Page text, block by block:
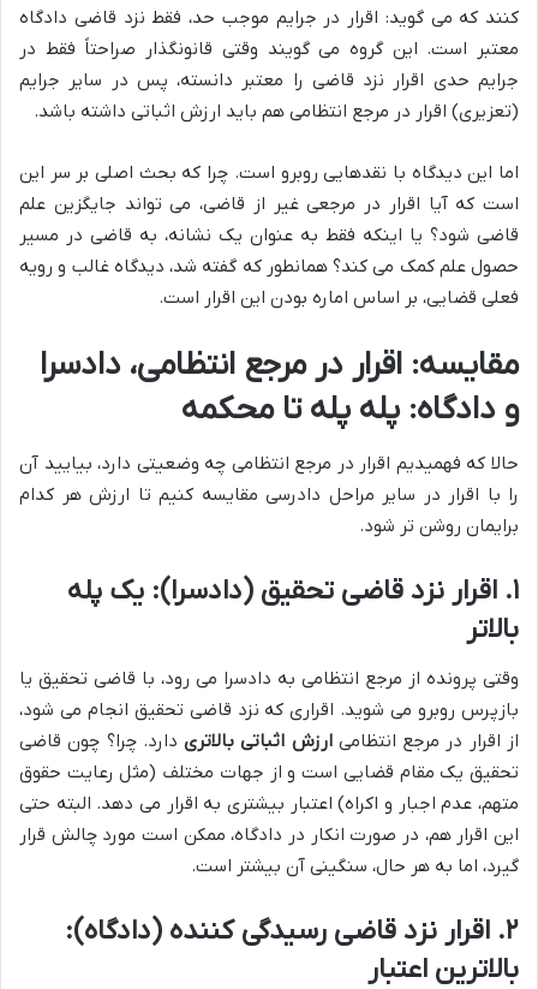
کنند که می گوید: اقرار در جرایم موجب حد، فقط نزد قاضی دادگاه
معتبر است. این گروه می گویند وقتی قانونگذار صراحتاً فقط در
جرایم حدی اقرار نزد قاضی را معتبر دانسته، پس در سایر جرایم
(تعزیری) اقرار در مرجع انتظامی هم باید ارزش اثباتی داشته باشد.
اما این دیدگاه با نقدهایی روبرو است. چرا که بحث اصلی بر سر این
است که آیا اقرار در مرجعی غیر از قاضی، می تواند جایگزین علم
قاضی شود؟ یا اینکه فقط به عنوان یک نشانه، به قاضی در مسیر
حصول علم کمک می کند؟ همانطور که گفته شد، دیدگاه غالب و رویه
فعلی قضایی، بر اساس اماره بودن این اقرار است.
مقایسه: اقرار در مرجع انتظامی، دادسرا
و دادگاه: پله پله تا محکمه
حالا که فهمیدیم اقرار در مرجع انتظامی چه وضعیتی دارد، بیایید آن
را با اقرار در سایر مراحل دادرسی مقایسه کنیم تا ارزش هر کدام
برایمان روشن تر شود.
۱. اقرار نزد قاضی تحقیق (دادسرا): یک پله
بالاتر
وقتی پرونده از مرجع انتظامی به دادسرا می رود، با قاضی تحقیق یا
بازپرس روبرو می شوید. اقراری که نزد قاضی تحقیق انجام می شود،
از اقرار در مرجع انتظامیارزش اثباتی بالاتریدارد. چرا؟ چون قاضی
تحقیق یک مقام قضایی است و از جهات مختلف (مثل رعایت حقوق
متهم، عدم اجبار و اکراه) اعتبار بیشتری به اقرار می دهد. البته حتی
این اقرار هم، در صورت انکار در دادگاه، ممکن است مورد چالش قرار
گیرد، اما به هر حال، سنگینی آن بیشتر است.
۲. اقرار نزد قاضی رسیدگی کننده (دادگاه):
بالاترین اعتبار